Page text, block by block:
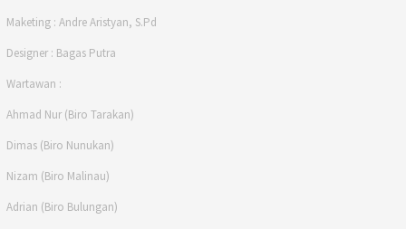
Maketing : Andre Aristyan, S.Pd
Designer : Bagas Putra
Wartawan :
Ahmad Nur (Biro Tarakan)
Dimas (Biro Nunukan)
Nizam (Biro Malinau)
Adrian (Biro Bulungan)